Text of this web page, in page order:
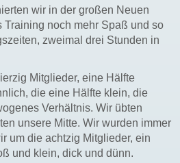
wir in der großen Neuen
Training noch mehr Spaß und so
zweimal drei Stunden in
Mitglieder, eine Hälfte
die eine Hälfte klein, die
Verhältnis. Wir übten
unsere Mitte. Wir wurden immer
um die achtzig Mitglieder, ein
und klein, dick und dünn.